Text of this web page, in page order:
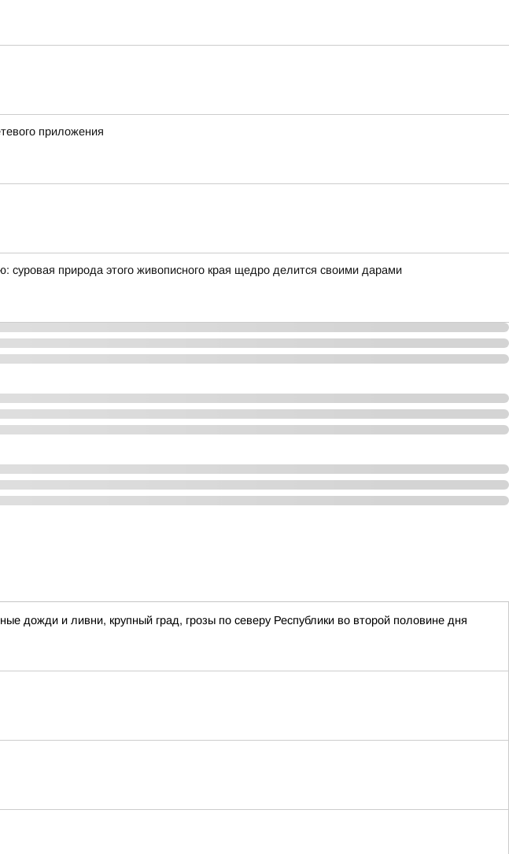
приложения
суровая природа этого живописного края щедро делится своими дарами
дожди и ливни, крупный град, грозы по северу Республики во второй половине дня